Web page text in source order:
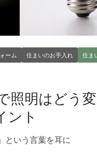
ーム 住まいのお手入れ 住ま
照明はどう
ント
という言葉を耳に